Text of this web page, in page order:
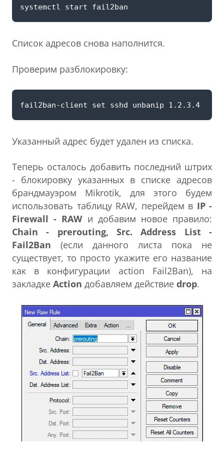
Список адресов снова наполнится.
Проверим разблокировку:
Указанный адрес будет удален из списка.
Теперь осталось добавить последний штрих
- блокировку указанных в списке адресов
брандмауэром Mikrotik, для этого будем
использовать таблицу RAW, перейдем в IP -
Firewall - RAWи добавим новое правило:
Chain - prerouting, Src. Address List -
Fail2Ban (если данного листа пока не
существует, то просто укажите его название
как в конфигурации action Fail2Ban), на
закладке Action добавляем действие drop.